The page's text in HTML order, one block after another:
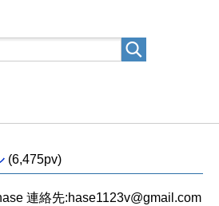
(6,475pv)
連絡先:hase1123v@gmail.com